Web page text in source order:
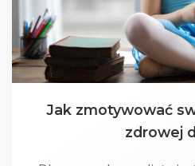
Jak zmotywować
zdrowej